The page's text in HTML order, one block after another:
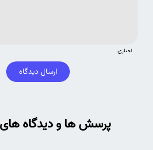
اجباری
ارسال دیدگاه
پرسش ها و دیدگاه های